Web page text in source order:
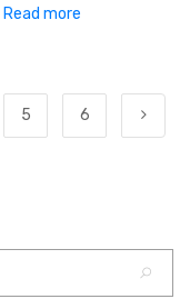
Read more
5 6